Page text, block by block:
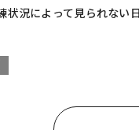
状況によって見られない